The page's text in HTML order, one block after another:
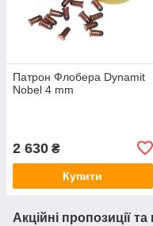
Патрон Флобера Dynamit
Nobel 4 mm
2 630 ₴
Купити
Акційні пропозиції